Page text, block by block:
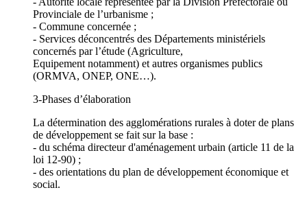
Provinciale de l’urbanisme ;
- Commune concernée ;
- Services déconcentrés des Départements ministériels
concernés par l’étude (Agriculture,
Equipement notamment) et autres organismes publics
(ORMVA, ONEP, ONE…).
3-Phases d’élaboration
La détermination des agglomérations rurales à doter de plans
de développement se fait sur la base :
- du schéma directeur d'aménagement urbain (article 11 de la
loi 12-90) ;
- des orientations du plan de développement économique et
social.